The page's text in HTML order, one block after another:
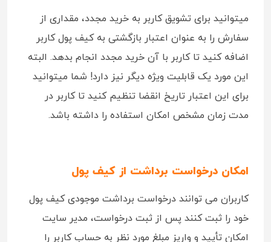
میتوانید برای تشویق کاربر به خرید مجدد، مقداری از
سفارش را به عنوان اعتبار بازگشتی به کیف پول کاربر
اضافه کنید تا کاربر با آن خرید مجدد انجام بدهد. البته
این مورد یک قابلیت ویژه دیگر نیز دارد! شما میتوانید
برای این اعتبار تاریخ انقضا تنظیم کنید تا کاربر در
مدت زمان مشخص امکان استفاده را داشته باشد.
امکان درخواست برداشت از کیف پول
کاربران می‌ توانند درخواست برداشت موجودی کیف پول
خود را ثبت کنند پس از ثبت درخواست، مدیر سایت
امکان تأیید و واریز مبلغ مورد نظر به حساب کاربر را